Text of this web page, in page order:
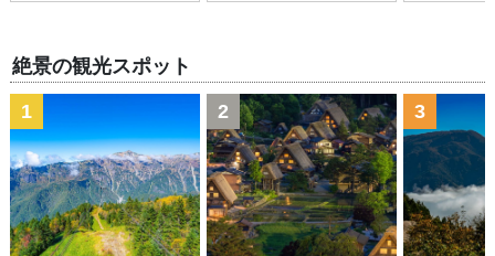
絶景の観光スポット
1 2 3